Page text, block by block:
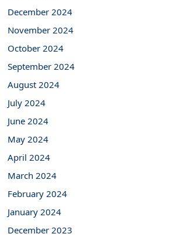
December 2024
November 2024
October 2024
September 2024
August 2024
July 2024
June 2024
May 2024
April 2024
March 2024
February 2024
January 2024
December 2023